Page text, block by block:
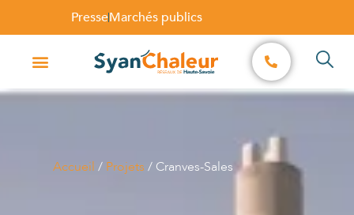
PresseMarchés publics
Accueil / Projets / Cranves-Sales